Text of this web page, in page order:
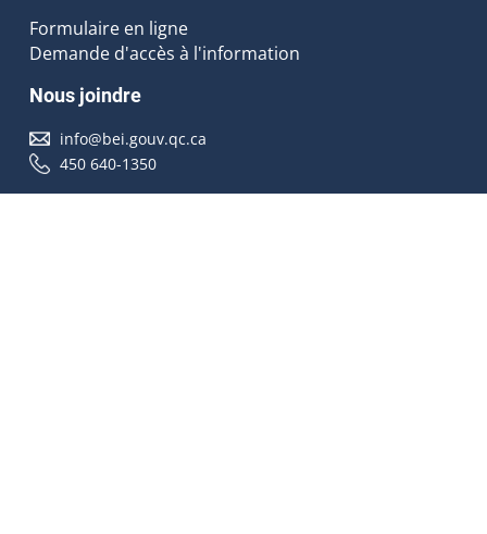
Formulaire en ligne
Demande d'accès à l'information
Nous joindre
info@bei.gouv.qc.ca
450 640-1350